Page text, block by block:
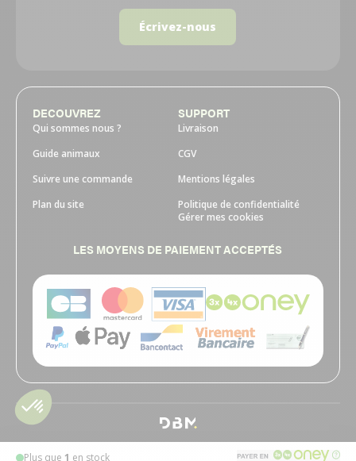
Plus que 1 en stock
Écrivez-nous
DECOUVREZ
Qui sommes nous ?
Guide animaux
Suivre une commande
Plan du site
SUPPORT
Livraison
CGV
Mentions légales
Politique de confidentialité
Gérer mes cookies
LES MOYENS DE PAIEMENT ACCEPTÉS